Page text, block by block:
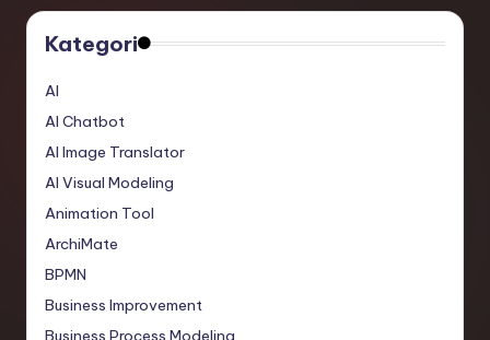
Kategori
AI
AI Chatbot
AI Image Translator
AI Visual Modeling
Animation Tool
ArchiMate
BPMN
Business Improvement